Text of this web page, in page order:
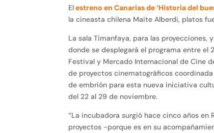
Elestreno en Canarias de ‘Historia del
la cineasta chilena Maite Alberdi, platos
La sala Timanfaya, para las proyecciones,
donde se desplegará el programa entre el
Festival y Mercado Internacional de Cine
de proyectos cinematográficos
de embrión para esta nueva iniciativa
del 22 al 29 de noviembre.
“La incubadora surgió hace cinco años
proyectos -porque es en su